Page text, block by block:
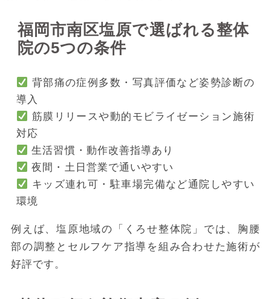
福岡市南区塩原で選ばれる整体
院の5つの条件
背部痛の症例多数・写真評価など姿勢診断の
導入
筋膜リリースや動的モビライゼーション施術
対応
生活習慣・動作改善指導あり
夜間・土日営業で通いやすい
キッズ連れ可・駐車場完備など通院しやすい
環境
例えば、塩原地域の「くろせ整体院」では、胸腰
部の調整とセルフケア指導を組み合わせた施術が
好評です。